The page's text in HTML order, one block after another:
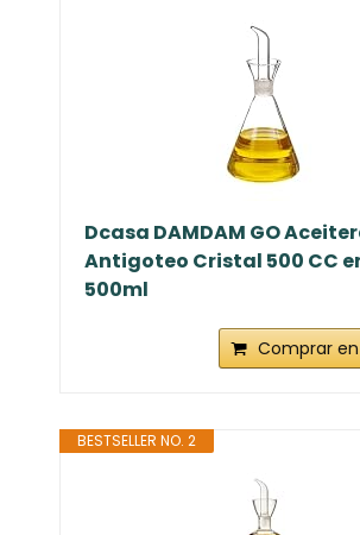
Dcasa DAMDAM GO
Antigoteo Cristal 500 CC
500ml
Comprar
BESTSELLER NO. 2